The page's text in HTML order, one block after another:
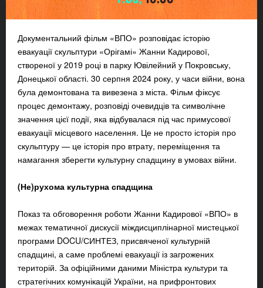
Документальний фільм «ВПО» розповідає історію
евакуації скульптури «Орігамі» Жанни Кадирової,
створеної у 2019 році в парку Ювілейний у Покровську,
Донецької області. 30 серпня 2024 року, у часи війни, вона
була демонтована та вивезена з міста. Фільм фіксує
процес демонтажу, розповіді очевидців та символічне
значення цієї події, яка відбувалася під час примусової
евакуації місцевого населення. Це не просто історія про
скульптуру — це історія про втрату, переміщення та
намагання зберегти культурну спадщину в умовах війни.
(Не)рухома культурна спадщина
Показ та обговорення роботи Жанни Кадирової «ВПО» в
межах тематичної дискусії міждисциплінарної мистецької
програми DOCU/СИНТЕЗ, присвяченої культурній
спадщині, а саме проблемі евакуації із загрожених
територій. За офіційними даними Міністра культури та
стратегічних комунікацій України, на прифронтових